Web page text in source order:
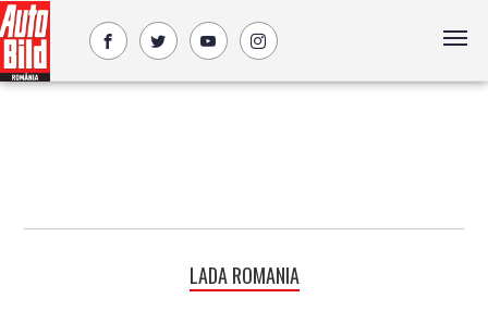
LADA ROMANIA